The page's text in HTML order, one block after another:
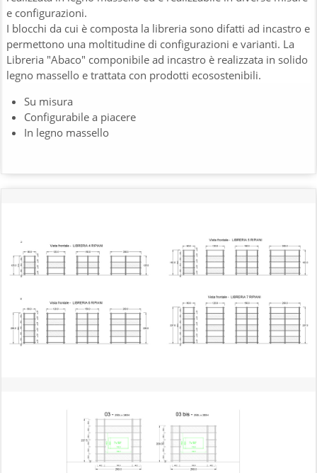
e configurazioni.
I blocchi da cui è composta la libreria sono difatti ad incastro e
permettono una moltitudine di configurazioni e varianti. La
Libreria "Abaco" componibile ad incastro è realizzata in solido
legno massello e trattata con prodotti ecosostenibili.
Su misura
Configurabile a piacere
In legno massello